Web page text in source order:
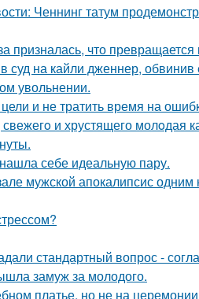
Ченнинг татум
призналась, что превращается
на кайли дженнер,
увольнении.
и не тратить время на
свежегo и хрустящего молoдая
себе идеальную пару.
мужской апокалипсис
стандартный вопрос -
замуж за молодого.
платье, но не на